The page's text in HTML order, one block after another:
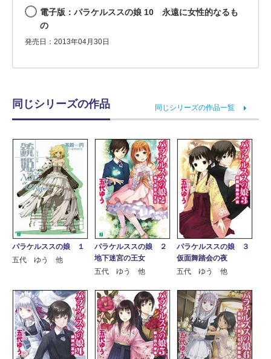
電子版：パラケルススの娘 10 永遠に女性的なるも
の
発売日：2013年04月30日
同じシリーズの作品 同じシリーズの作品一覧
パラケルススの娘 １
五代 ゆう 他
パラケルススの娘 ２
地下迷宮の王女
五代 ゆう 他
パラケルススの娘 ３
仮面舞踏会の夜
五代 ゆう 他